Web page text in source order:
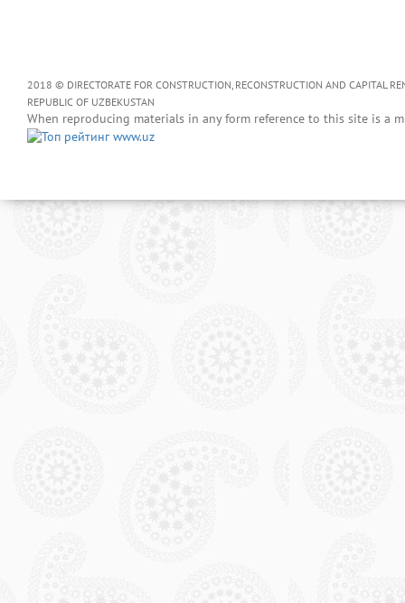
2018 © DIRECTORATE FOR CONSTRUCTION, RECONSTRUCTION AND CAPITAL
REPUBLIC OF UZBEKUSTAN
When reproducing materials in any form reference to this site is a